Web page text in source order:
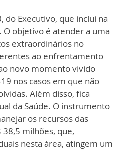
do Executivo, que inclui na
O objetivo é atender a uma
extraordinários no
ao enfrentamento
novo momento vivido
nos casos em que não
Além disso, fica
da Saúde. O instrumento
os recursos das
milhões, que,
nesta área, atingem um